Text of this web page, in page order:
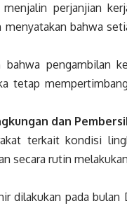
menjalin perjanjian
bahwa
bahwa pengambilan
tetap
dan
terkait kondisi
secara rutin
dilakukan pada